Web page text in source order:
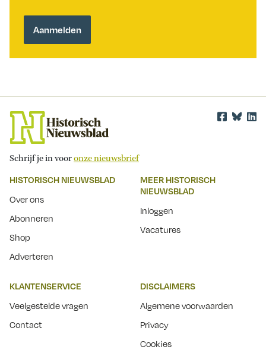
Schrijf je in vooronze nieuwsbrief
HISTORISCH NIEUWSBLAD
Over ons
Abonneren
Shop
Adverteren
MEER HISTORISCH
NIEUWSBLAD
Inloggen
Vacatures
KLANTENSERVICE
Veelgestelde vragen
Contact
DISCLAIMERS
Algemene voorwaarden
Privacy
Cookies